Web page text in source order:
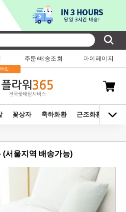
적립
주문/배송조회 마이페이지
꽃상자 축하화환 근조화환 동양
(서울지역 배송가능)